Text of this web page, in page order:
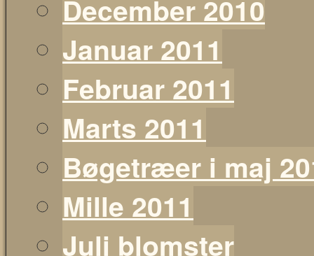
December 2010
Januar 2011
Februar 2011
Marts 2011
Bøgetræer i maj
Mille 2011
Juli blomster